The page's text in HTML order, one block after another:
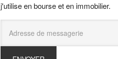
j'utilise en bourse et en immobilier.